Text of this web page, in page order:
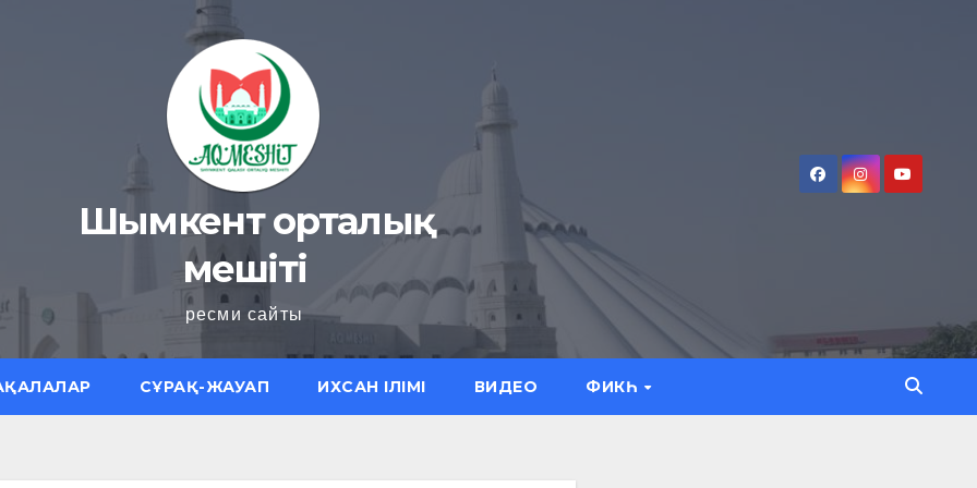
Шымкент орталық
мешіті
ресми сайты
СҰРАҚ-ЖАУАП ИХСАН ІЛІМІ ВИДЕО ФИКҺ